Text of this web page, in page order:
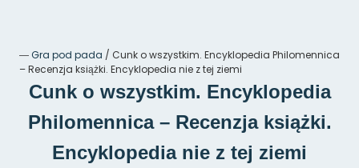
―Gra pod pada / Cunk o wszystkim. Encyklopedia Philomennica
– Recenzja książki. Encyklopedia nie z tej ziemi
Cunk o wszystkim. Encyklopedia
Philomennica – Recenzja książki.
Encyklopedia nie z tej ziemi